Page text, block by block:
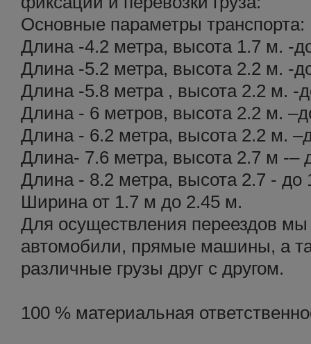
Основные параметры транспорта:
Длина -4.2 метра, высота 1.7 м. -
Длина -5.2 метра, высота 2.2 м. -
Длина -5.8 метра , высота 2.2 м. -
Длина - 6 метров, высота 2.2 м.
Длина - 6.2 метра, высота 2.2 м.
Длина- 7.6 метра, высота 2.7 м -–
Длина - 8.2 метра, высота 2.7 - до
Ширина от 1.7 м до 2.45 м.
Для осуществления переездов
автомобили, прямые машины, а
различные грузы друг с другом.
100 % материальная